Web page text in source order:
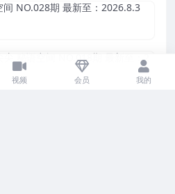
NO.028期 最新至：2026.8.3
尖 秘语空间 NO.018期 最新至：2
视频 会员 我的